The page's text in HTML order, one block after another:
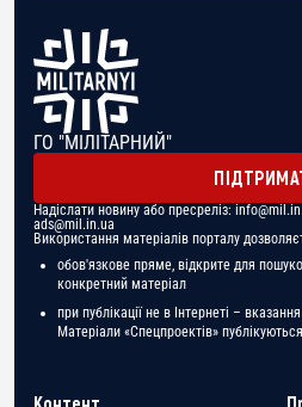
ГО "МІЛІТАРНИЙ"
Надіслати новину або пресреліз:
ads@mil.in.ua
Використання матеріалів порталу
обов'язкове пряме, відкрите для
конкретний матеріал
при публікації не в Інтернеті –
Матеріали «Спецпроектів»